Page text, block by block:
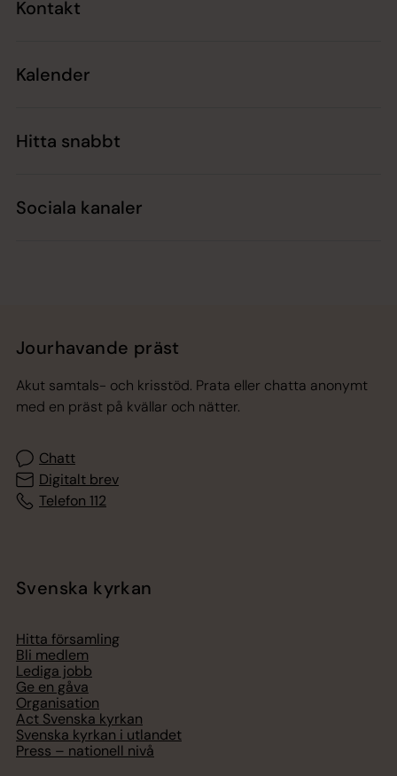
Kontakt
Kalender
Hitta snabbt
Sociala kanaler
Jourhavande präst
Akut samtals- och krisstöd. Prata eller chatta anonymt
med en präst på kvällar och nätter.
Chatt
Digitalt brev
Telefon 112
Svenska kyrkan
Hitta församling
Bli medlem
Lediga jobb
Ge en gåva
Organisation
Act Svenska kyrkan
Svenska kyrkan i utlandet
Press – nationell nivå